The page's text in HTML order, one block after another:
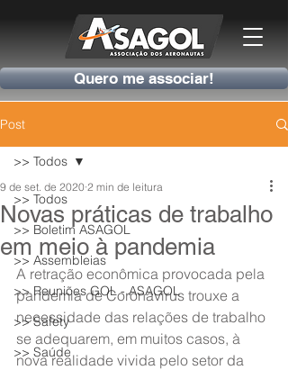
Quero me associar!
Post
>> Todos
>> Boletim ASAGOL
>> Assembleias
>> Reuniões GOL - ASAGOL
>> Safety
>> Saúde
>> Todos
Novas práticas de trabalho
em meio à pandemia
9 de set. de 2020 2 min de leitura
A retração econômica provocada pela
pandemia de Coronavírus trouxe a
necessidade das relações de trabalho
se adequarem, em muitos casos, à
nova realidade vivida pelo setor da